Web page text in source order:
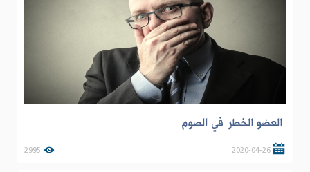
العضو الخطر في الصوم
2020-04-26
2995